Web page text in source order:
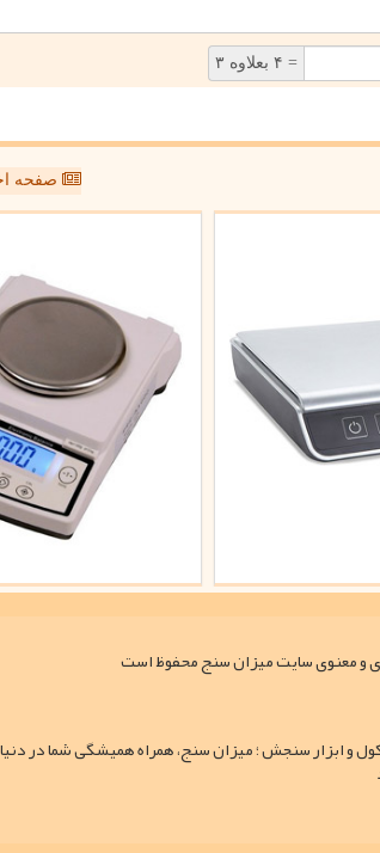
= ۴ بعلاوه ۳
صفحه
و ابزار سنجش ؛ میزان سنج، همراه همیشگی شما در